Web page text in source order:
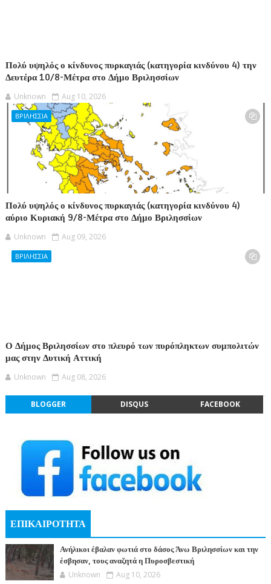
Πολύ υψηλός ο κίνδυνος πυρκαγιάς (κατηγορία κινδύνου 4) την
Δευτέρα 10/8-Μέτρα στο Δήμο Βριλησσίων
Unknown Aug 10, 2026
ΒΡΙΛΗΣΣΙΑ
Πολύ υψηλός ο κίνδυνος πυρκαγιάς (κατηγορία κινδύνου 4)
αύριο Κυριακή 9/8-Μέτρα στο Δήμο Βριλησσίων
Unknown Aug 09, 2026
ΒΡΙΛΗΣΣΙΑ
Ο Δήμος Βριλησσίων στο πλευρό των πυρόπληκτων συμπολιτών
μας στην Δυτική Αττική
Unknown Aug 08, 2026
BLOGGER DISQUS FACEBOOK
ΕΠΙΚΑΙΡΟΤΗΤΑ
Ανήλικοι έβαλαν φωτιά στο δάσος Άνω Βριλησσίων και την
έσβησαν, τους αναζητά η Πυροσβεστική
Unknown Aug 10, 2026